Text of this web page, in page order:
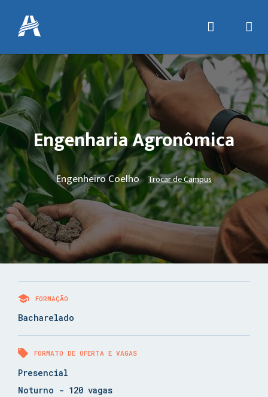
Engenharia Agronômica
Engenheiro Coelho Trocar de Campus
FORMAÇÃO
Bacharelado
FORMATO DE OFERTA E VAGAS
Presencial
Noturno - 120 vagas